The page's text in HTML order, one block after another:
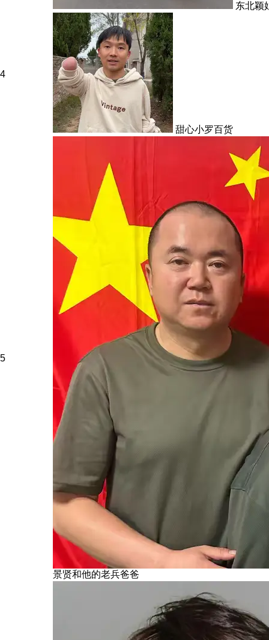
东北颖
4
甜心小罗百货
5
景贤和他的老兵爸爸